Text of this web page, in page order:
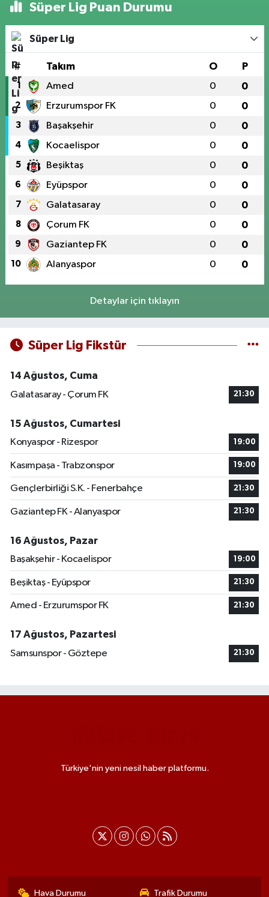
Süper Lig Puan Durumu
Süper Lig
# Takım O P
1 Amed 0 0
2 Erzurumspor FK 0 0
3 Başakşehir 0 0
4 Kocaelispor 0 0
5 Beşiktaş 0 0
6 Eyüpspor 0 0
7 Galatasaray 0 0
8 Çorum FK 0 0
9 Gaziantep FK 0 0
10 Alanyaspor 0 0
Detaylar için tıklayın
Süper Lig Fikstür
14 Ağustos, Cuma
Galatasaray - Çorum FK
21:30
15 Ağustos, Cumartesi
Konyaspor - Rizespor
19:00
Kasımpaşa - Trabzonspor 19:00
Gençlerbirliği S.K. - Fenerbahçe 21:30
Gaziantep FK - Alanyaspor 21:30
16 Ağustos, Pazar
Başakşehir - Kocaelispor
19:00
Beşiktaş - Eyüpspor 21:30
Amed - Erzurumspor FK 21:30
17 Ağustos, Pazartesi
Samsunspor - Göztepe
21:30
Türkiye'nin yeni nesil haber platformu.
Hava Durumu Trafik Durumu